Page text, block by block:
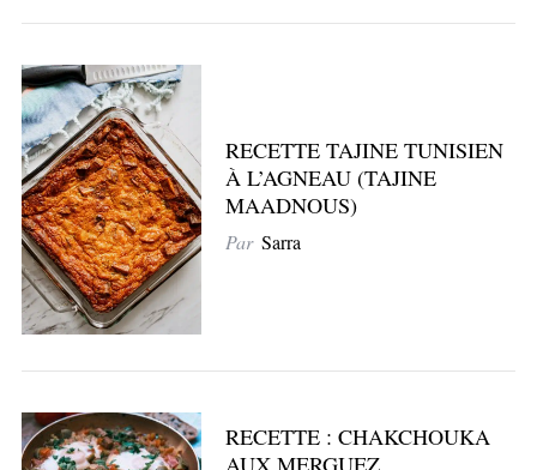
RECETTE TAJINE TUNISIEN
À L’AGNEAU (TAJINE
MAADNOUS)
Par Sarra
RECETTE : CHAKCHOUKA
AUX MERGUEZ